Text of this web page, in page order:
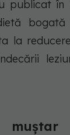
publicat în
la